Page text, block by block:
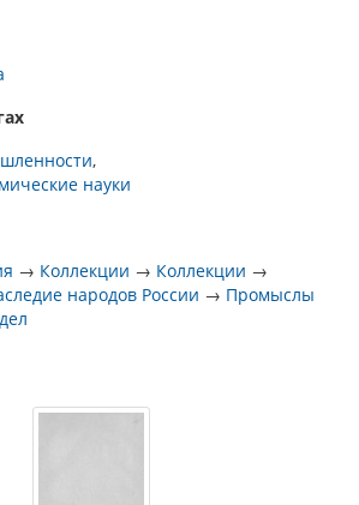
науки
→ Коллекции → Коллекции →
народов России → Промыслы